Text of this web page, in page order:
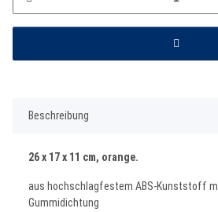
Beschreibung
26 x 17 x 11 cm, orange.
aus hochschlagfestem ABS-Kunststoff
Gummidichtung